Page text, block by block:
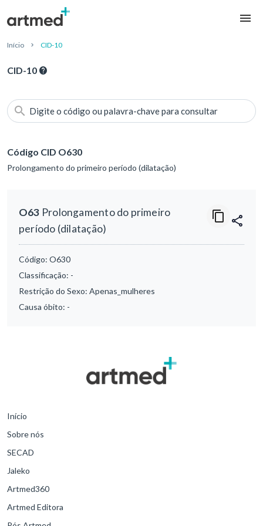
Início CID-10
CID-10
Digite o código ou palavra-chave para consultar
Código CID O630
Prolongamento do primeiro período (dilatação)
O63 Prolongamento do primeiro
período (dilatação)
Código: O630
Classificação: -
Restrição do Sexo: Apenas_mulheres
Causa óbito: -
Início
Sobre nós
SECAD
Jaleko
Artmed360
Artmed Editora